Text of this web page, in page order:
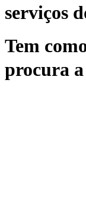
serviços
Tem
procura a